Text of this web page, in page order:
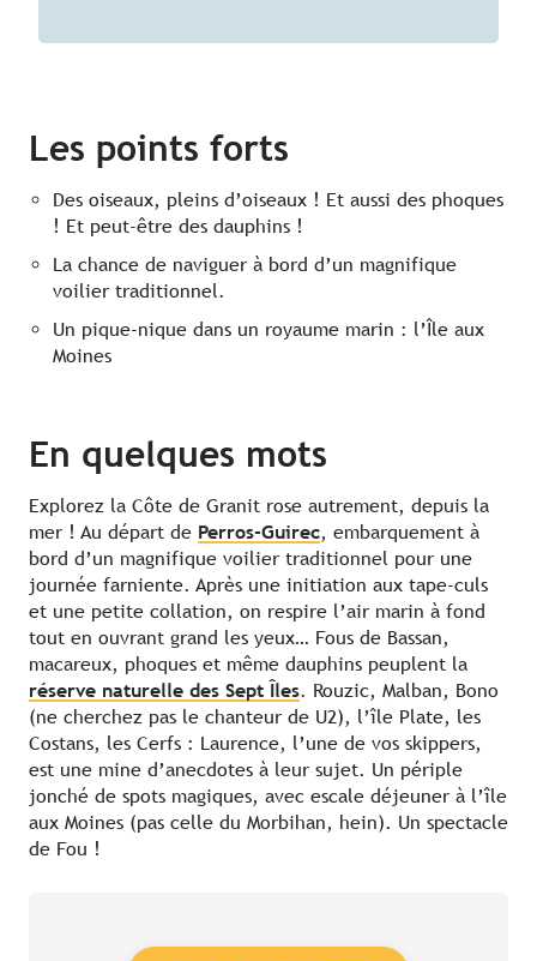
Votre expert
Informations
Les points forts
Des oiseaux, pleins d’oiseaux ! Et aussi des phoques
! Et peut-être des dauphins !
La chance de naviguer à bord d’un magnifique
voilier traditionnel.
Un pique-nique dans un royaume marin : l’Île aux
Moines
En quelques mots
Explorez la Côte de Granit rose autrement, depuis la
mer ! Au départ de Perros-Guirec, embarquement à
bord d’un magnifique voilier traditionnel pour une
journée farniente. Après une initiation aux tape-culs
et une petite collation, on respire l’air marin à fond
tout en ouvrant grand les yeux… Fous de Bassan,
macareux, phoques et même dauphins peuplent la
réserve naturelle des Sept Îles. Rouzic, Malban, Bono
(ne cherchez pas le chanteur de U2), l’île Plate, les
Costans, les Cerfs : Laurence, l’une de vos skippers,
est une mine d’anecdotes à leur sujet. Un périple
jonché de spots magiques, avec escale déjeuner à l’île
aux Moines (pas celle du Morbihan, hein). Un spectacle
de Fou !